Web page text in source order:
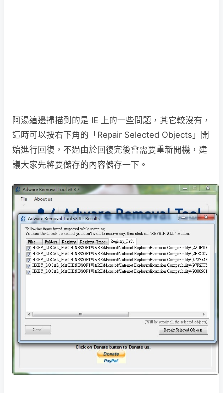
阿湯這邊掃描到的是 IE 上的一些問題，其它較沒有，
這時可以按右下角的「Repair Selected Objects」開
始進行回復，不過由於回復完後會需要重新開機，建
議大家先將要儲存的內容儲存一下。